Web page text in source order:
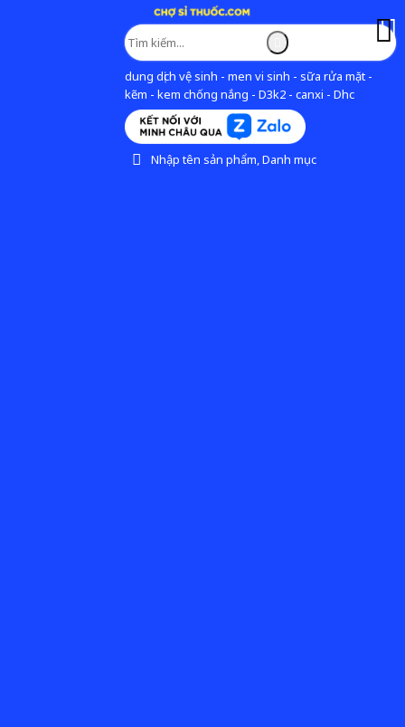
dung dịch vệ sinh - men vi sinh - sữa rửa mặt -
kẽm - kem chống nắng - D3k2 - canxi - Dhc
Nhập tên sản phẩm, Danh mục